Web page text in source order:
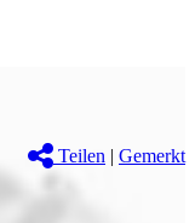
Teilen | Gemerkt